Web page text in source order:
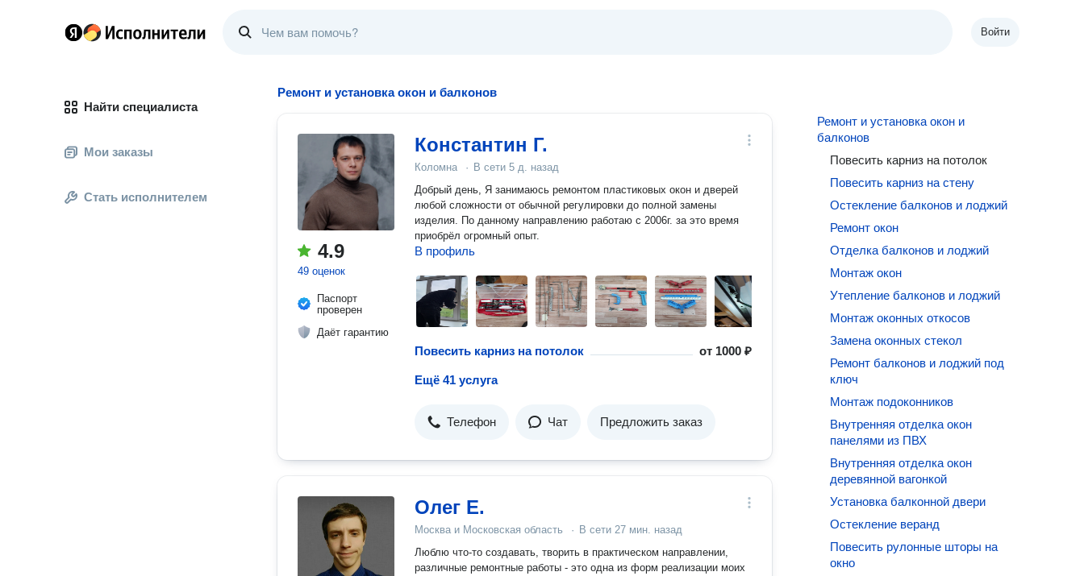
Войти
Найти специалиста
Мои заказы
Стать исполнителем
Ремонт и установка окон и балконов
4.9
49 оценок
Паспорт
проверен
Даёт гарантию
Константин Г.
Коломна · В сети 5 д. назад
Добрый день, Я занимаюсь ремонтом пластиковых окон и дверей
любой сложности от обычной регулировки до полной замены
изделия. По данному направлению работаю с 2006г. за это время
приобрёл огромный опыт.
В профиль
Повесить карниз на потолок от 1000 ₽
Ещё 41 услуга
Телефон Чат Предложить заказ
Олег Е.
Москва и Московская область · В сети 27 мин. назад
Люблю что-то создавать, творить в практическом направлении,
различные ремонтные работы - это одна из форм реализации моих
Ремонт и установка окон и
балконов
Повесить карниз на потолок
Повесить карниз на стену
Остекление балконов и лоджий
Ремонт окон
Отделка балконов и лоджий
Монтаж окон
Утепление балконов и лоджий
Монтаж оконных откосов
Замена оконных стекол
Ремонт балконов и лоджий под
ключ
Монтаж подоконников
Внутренняя отделка окон
панелями из ПВХ
Внутренняя отделка окон
деревянной вагонкой
Установка балконной двери
Остекление веранд
Повесить рулонные шторы на
окно